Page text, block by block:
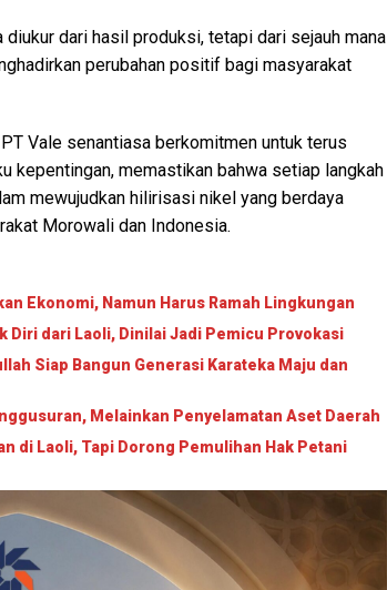
dari hasil produksi, tetapi dari sejauh mana
perubahan positif bagi masyarakat
Vale senantiasa berkomitmen untuk terus
kepentingan, memastikan bahwa setiap langkah
mewujudkan hilirisasi nikel yang berdaya
Morowali dan Indonesia.
Ekonomi, Namun Harus Ramah Lingkungan
Diri dari Laoli, Dinilai Jadi Pemicu Provokasi
Siap Bangun Generasi Karateka Maju dan
Melainkan Penyelamatan Aset Daerah
di Laoli, Tapi Dorong Pemulihan Hak Petani